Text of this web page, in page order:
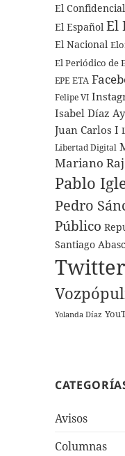
El
El Español El
El Nacional
El Periódico de
EPE ETA
Felipe VI
Isabel Díaz
Juan Carlos I
Libertad Digital
Mariano
Pablo
Pedro
Público
Santiago
Twitter
Yolanda Díaz
Avisos
Columnas